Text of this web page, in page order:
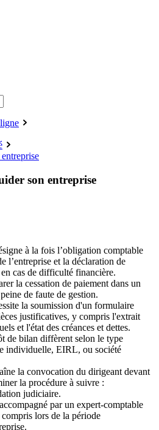
son entreprise
à la fois l’obligation comptable
l’entreprise et la déclaration de
cas de difficulté financière.
la cessation de paiement dans un
de faute de gestion.
la soumission d'un formulaire
justificatives, y compris l'extrait
et l'état des créances et dettes.
de bilan diffèrent selon le type
individuelle, EIRL, ou société
la convocation du dirigeant devant
la procédure à suivre :
judiciaire.
par un expert-comptable
lors de la période